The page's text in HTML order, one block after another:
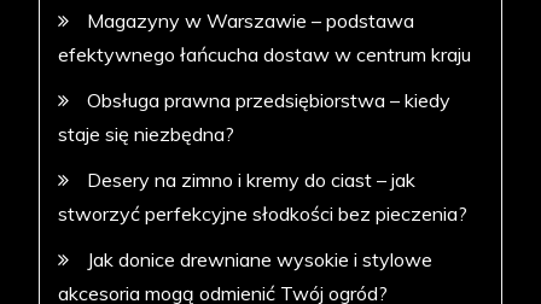
Magazyny w Warszawie – podstawa
efektywnego łańcucha dostaw w centrum kraju
Obsługa prawna przedsiębiorstwa – kiedy
staje się niezbędna?
Desery na zimno i kremy do ciast – jak
stworzyć perfekcyjne słodkości bez pieczenia?
Jak donice drewniane wysokie i stylowe
akcesoria mogą odmienić Twój ogród?